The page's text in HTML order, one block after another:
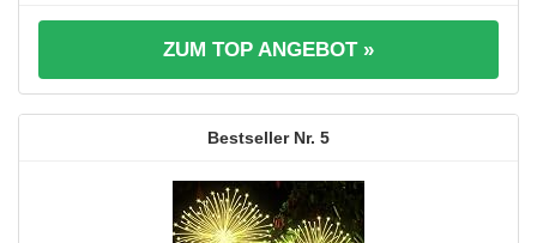
ZUM TOP ANGEBOT »
5